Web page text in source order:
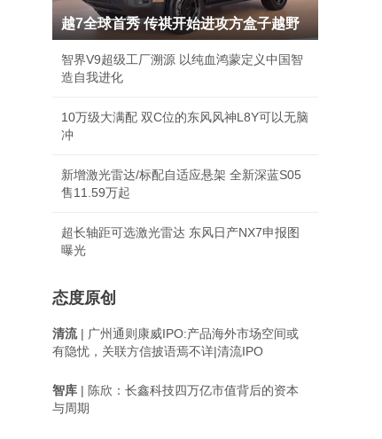
越7全球首秀 传祺开始进攻方盒子越野
智界V9超级工厂溯源 以纯血鸿蒙定义中国智
造自我进化
10万级大满配 双C位的东风风神L8Y可以无脑
冲
新增激光雷达/标配自适应悬架 全新深蓝S05
售11.59万起
超长轴距可选激光雷达 东风日产NX7申报图
曝光
态度原创
清流| 广州通则康威IPO:产品海外市场空间或
有隐忧，关联方信披语焉不详|清流IPO
智库 | 陈欣：长鑫科技四万亿市值背后的资本
与周期